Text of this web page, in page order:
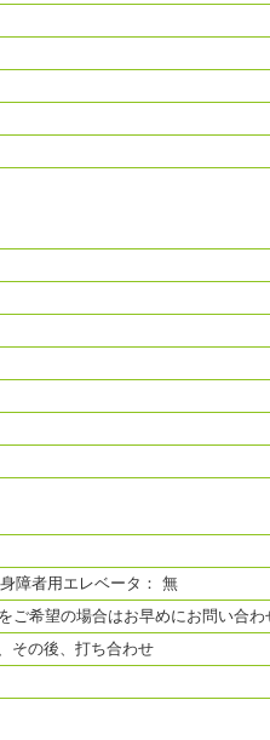
者用エレベータ： 無
希望の場合はお早めにお問い合わ
その後、打ち合わせ